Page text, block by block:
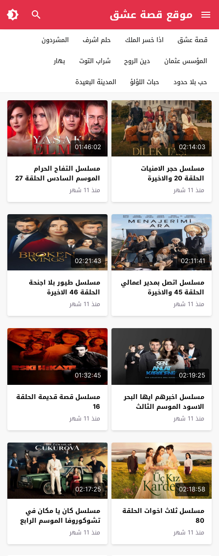
موقع قصة عشق
قصة عشق اذا خسر الملك حلم اشرف
المشردون
المؤسس عثمان
دين الروح شراب التوت
بهار
حب بلا حدود
حبات اللؤلؤ المدينة البعيدة
02:14:03
مسلسل حجر الامنيات
الحلقة 20 والاخيرة
منذ 11 شهر
01:46:02
مسلسل التفاح الحرام
الموسم السادس الحلقة 27
منذ 11 شهر
02:11:41
مسلسل اتصل بمدير اعمالي
الحلقة 45 والاخيرة
منذ 11 شهر
02:21:43
مسلسل طيور بلا اجنحة
الحلقة 46 الاخيرة
منذ 11 شهر
02:19:25
مسلسل اخبرهم ايها البحر
الاسود الموسم الثالث
الحلقة 11 الاخيرة
منذ 11 شهر
01:32:45
مسلسل قصة قديمة الحلقة
16
منذ 11 شهر
02:18:58
مسلسل ثلاث اخوات الحلقة
80
منذ 11 شهر
02:17:25
مسلسل كان يا مكان في
تشوكوروفا الموسم الرابع
الحلقة 36
منذ 11 شهر